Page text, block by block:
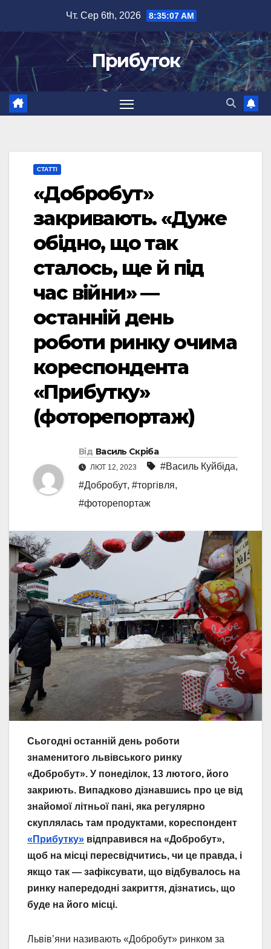
вмісту
Чт. Сер 6th, 2026 8:35:09 AM
Прибуток
СТАТТІ
«Добробут»
закривають. «Дуже
обідно, що так
сталось, ще й під
час війни» —
останній день
роботи ринку очима
кореспондента
«Прибутку»
(фоторепортаж)
Від Василь Скріба
ЛЮТ 12, 2023 #Василь Куйбіда,
#Добробут, #торгівля,
#фоторепортаж
Сьогодні останній день роботи
знаменитого львівського ринку
«Добробут». У понеділок, 13 лютого, його
закриють. Випадково дізнавшись про це від
знайомої літньої пані, яка регулярно
скуплялась там продуктами, кореспондент
«Прибутку» відправився на «Добробут»,
щоб на місці пересвідчитись, чи це правда, і
якщо так — зафіксувати, що відбувалось на
ринку напередодні закриття, дізнатись, що
буде на його місці.
Львів’яни називають «Добробут» ринком за